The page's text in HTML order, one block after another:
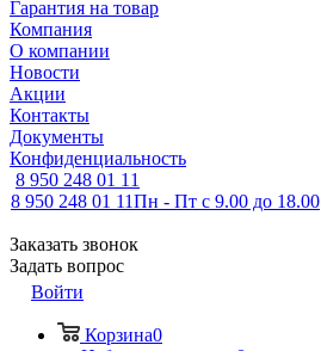
Гарантия на товар
Компания
О компании
Новости
Акции
Контакты
Документы
Конфиденциальность
8 950 248 01 11
8 950 248 01 11Пн - Пт с 9.00 до 18.00
Заказать звонок
Задать вопрос
Войти
Корзина0